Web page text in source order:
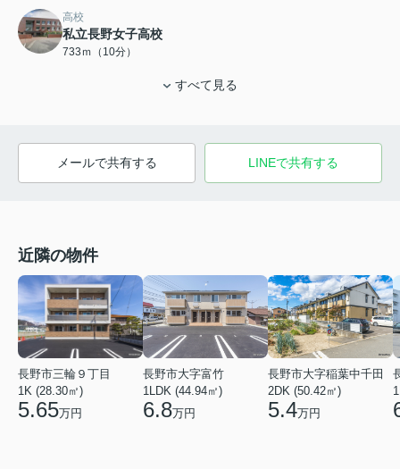
高校
私立長野女子高校
733ｍ（10分）
すべて見る
メールで共有する LINEで共有する
近隣の物件
長野市三輪９丁目
1K (28.30㎡)
5.65万円
長野市大字富竹
1LDK (44.94㎡)
6.8万円
長野市大字稲葉中千田
2DK (50.42㎡)
5.4万円